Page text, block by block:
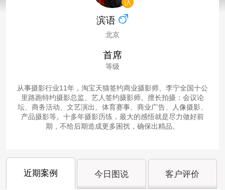
滨语
北京
首席
等级
从事摄影行业11年，淘宝天猫签约商业摄影师、李宁全国十公
里路跑特约摄影总监、艺人签约摄影师。擅长拍摄：会议论
坛、商务活动、文艺演出、体育赛事、商业广告、人像摄影、
产品摄影等。十多年摄影历练，最大的感悟就是尽力做好前
期，不给后期造成更多困扰，确保出精品。
近期案例 今日图说 客户评价